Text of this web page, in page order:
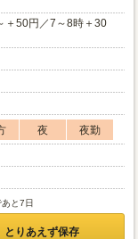
＋50円／7～8時＋30
夜
夜勤
と7日
とりあえず保存